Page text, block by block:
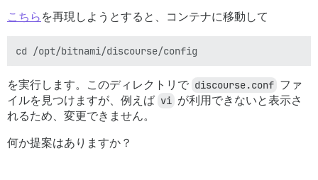
こちら を再現しようとすると、コンテナに移動して
を実行します。このディレクトリで discourse.conf ファ
イルを見つけますが、例えば vi が利用できないと表示さ
れるため、変更できません。
何か提案はありますか？